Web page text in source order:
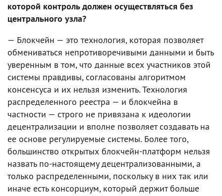
которой контроль должен осуществляться без
центрального узла?
— Блокчейн — это технология, которая позволяет
обмениваться непротиворечивыми данными и быть
уверенным в том, что данные всех участников этой
системы правдивы, согласованы алгоритмом
консенсуса и их нельзя изменить. Технология
распределенного реестра — и блокчейна в
частности — строго не привязана к идеологии
децентрализации и вполне позволяет создавать на
ее основе регулируемые системы. Более того,
большинство открытых блокчейн-платформ нельзя
назвать по-настоящему децентрализованными, а
только распределенными, поскольку в них так или
иначе есть консорциум, который держит больше